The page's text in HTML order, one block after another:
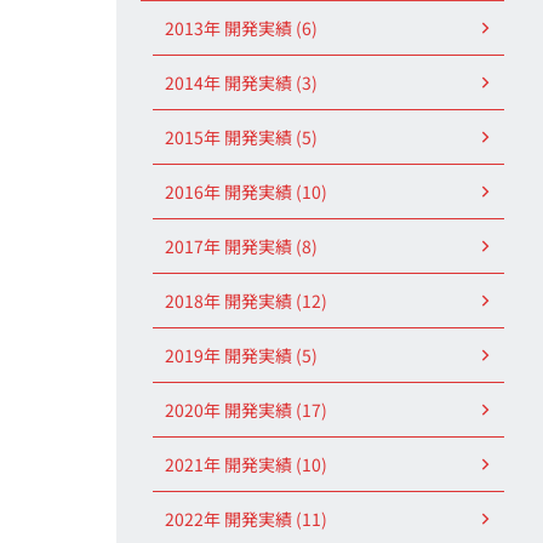
2013年 開発実績 (6)
2014年 開発実績 (3)
2015年 開発実績 (5)
2016年 開発実績 (10)
2017年 開発実績 (8)
2018年 開発実績 (12)
2019年 開発実績 (5)
2020年 開発実績 (17)
2021年 開発実績 (10)
2022年 開発実績 (11)